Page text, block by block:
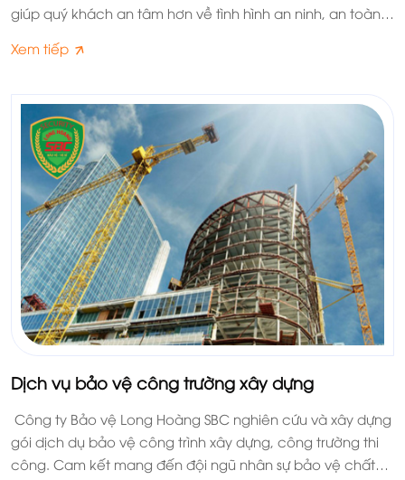
giúp quý khách an tâm hơn về tình hình an ninh, an toàn
Xem tiếp
Dịch vụ bảo vệ công trường xây dựng
Công ty Bảo vệ Long Hoàng SBC nghiên cứu và xây dựng
gói dịch dụ bảo vệ công trình xây dựng, công trường thi
công. Cam kết mang đến đội ngũ nhân sự bảo vệ chất